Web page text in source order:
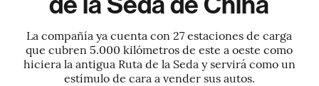
La compañía ya cuenta con 27 estaciones de carga
que cubren 5.000 kilómetros de este a oeste como
hiciera la antigua Ruta de la Seda y servirá como un
estímulo de cara a vender sus autos.